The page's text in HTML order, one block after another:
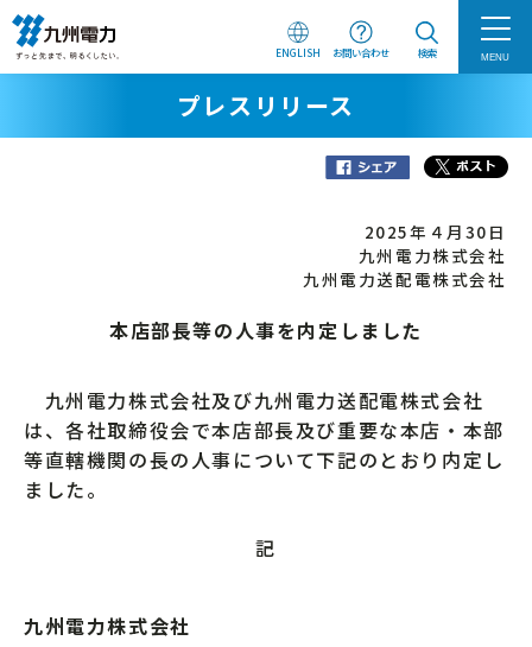
ENGLISH お問い合わせ 検索 MENU
プレスリリース
2025年４月30日
九州電力株式会社
九州電力送配電株式会社
本店部長等の人事を内定しました
九州電力株式会社及び九州電力送配電株式会社
は、各社取締役会で本店部長及び重要な本店・本部
等直轄機関の長の人事について下記のとおり内定し
ました。
記
九州電力株式会社